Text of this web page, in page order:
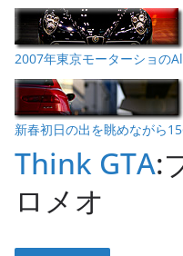
2007年東京モーターショの
新春初日の出を眺めながら
Think GTA:
ロメオ